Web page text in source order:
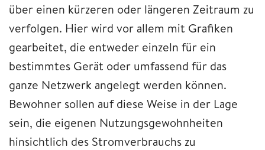
über einen kürzeren oder längeren Zeitraum zu
verfolgen. Hier wird vor allem mit Grafiken
gearbeitet, die entweder einzeln für ein
bestimmtes Gerät oder umfassend für das
ganze Netzwerk angelegt werden können.
Bewohner sollen auf diese Weise in der Lage
sein, die eigenen Nutzungsgewohnheiten
hinsichtlich des Stromverbrauchs zu